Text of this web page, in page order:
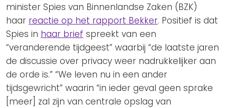
minister Spies van Binnenlandse Zaken (BZK)
haar reactie op het rapport Bekker. Positief is dat
Spies in haar brief spreekt van een
“veranderende tijdgeest” waarbij “de laatste jaren
de discussie over privacy weer nadrukkelijker aan
de orde is.” “We leven nu in een ander
tijdsgewricht” waarin “in ieder geval geen sprake
[meer] zal zijn van centrale opslag van